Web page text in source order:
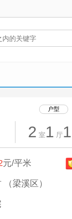
户型
2 室1 厅1
元/平米
梁溪区）